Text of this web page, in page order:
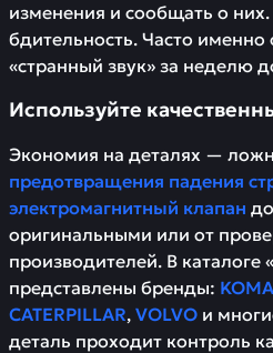
изменения и сообщать о
бдительность. Часто
«странный звук» за неделю
Используйте
Экономия на деталях —
предотвращения падения
электромагнитный клапан
оригинальными или от
производителей. В каталоге
представлены бренды:
CATERPILLAR, VOLVO и
деталь проходит контроль